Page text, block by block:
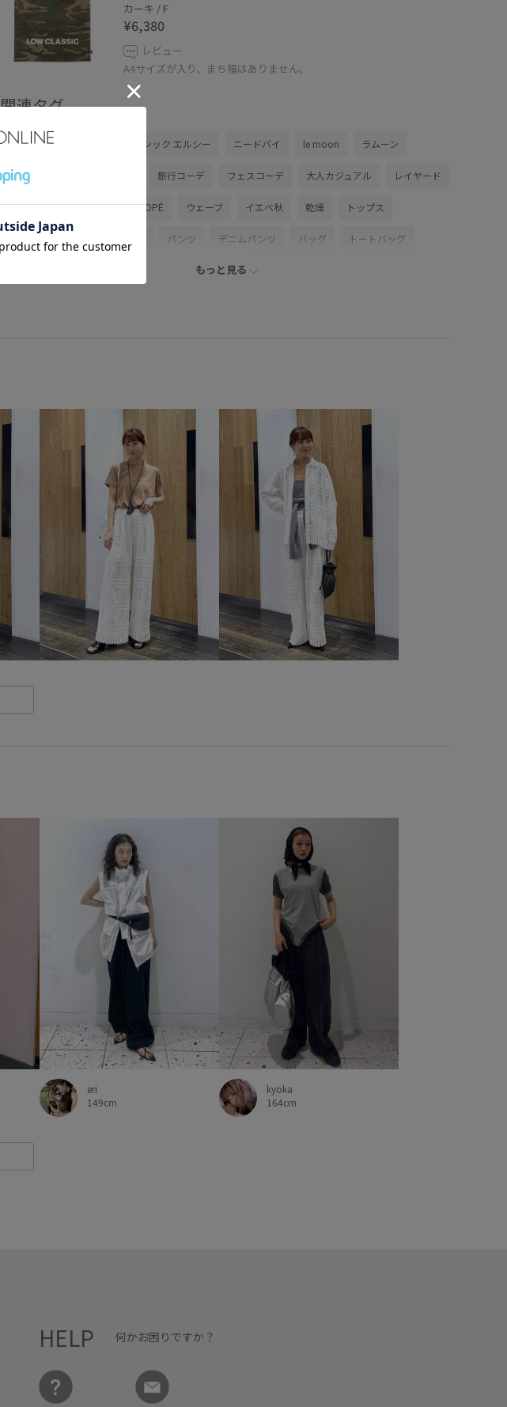
カーキ / F
¥6,380
レビュー
A4サイズが入り、まち幅はありません。
関連タグ
LOW CLASSIC Lc ロウ クラシック エルシー ニードバイ le moon ラムーン
夏コーデ 旅行コーデ フェスコーデ 大人カジュアル レイヤード
パンツスタイル ADAM ET ROPÉ ウェーブ イエベ秋 乾燥 トップス
タンクトップ パンツ デニムパンツ バッグ トートバッグ
GAM76040
レイヤードスタイル ローゲージ 上品 下着 伸縮性 切り替え
合わせやすい 幅広 撚糸
身体にフィット 麻
もっと見る
eri
149cm
kyoka
164cm
HELP 何かお困りですか？